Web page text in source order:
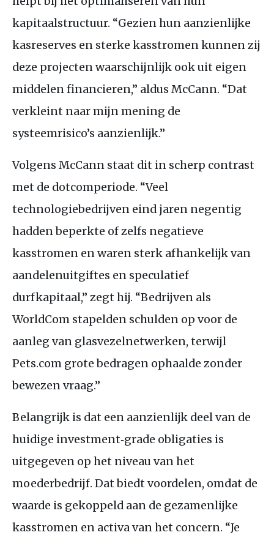
kapitaalstructuur. “Gezien hun aanzienlijke
kasreserves en sterke kasstromen kunnen zij
deze projecten waarschijnlijk ook uit eigen
middelen financieren,” aldus McCann. “Dat
verkleint naar mijn mening de
systeemrisico’s aanzienlijk.”
Volgens McCann staat dit in scherp contrast
met de dotcomperiode. “Veel
technologiebedrijven eind jaren negentig
hadden beperkte of zelfs negatieve
kasstromen en waren sterk afhankelijk van
aandelenuitgiftes en speculatief
durfkapitaal,” zegt hij. “Bedrijven als
WorldCom stapelden schulden op voor de
aanleg van glasvezelnetwerken, terwijl
Pets.com grote bedragen ophaalde zonder
bewezen vraag.”
Belangrijk is dat een aanzienlijk deel van de
huidige investment‑grade obligaties is
uitgegeven op het niveau van het
moederbedrijf. Dat biedt voordelen, omdat de
waarde is gekoppeld aan de gezamenlijke
kasstromen en activa van het concern. “Je